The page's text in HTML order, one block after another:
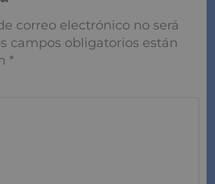
correo electrónico no será
obligatorios están